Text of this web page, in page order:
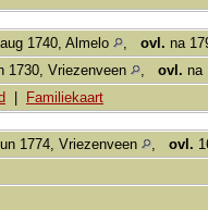
1740, Almelo , ovl. na
1730, Vriezenveen , ovl. na
Familiekaart
1774, Vriezenveen , ovl.